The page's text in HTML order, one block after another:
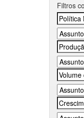
Filtros